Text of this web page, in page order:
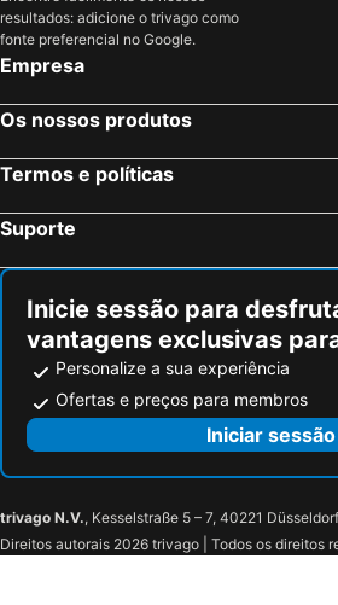
resultados: adicione o trivago como
fonte preferencial no Google.
Empresa
Os nossos produtos
Termos e políticas
Suporte
Inicie sessão para
vantagens exclusivas
Personalize a sua experiência
Ofertas e preços para membros
Iniciar sessão
trivago N.V., Kesselstraße 5 – 7, 40221
Direitos autorais 2026 trivago | Todos os direitos